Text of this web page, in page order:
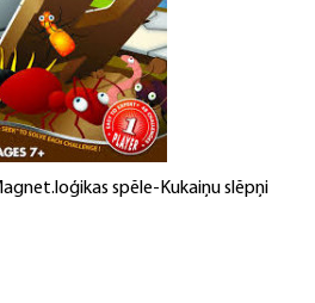
spēle-Kukaiņu slēpņi